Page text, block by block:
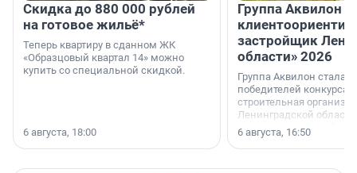
Скидка до 880 000 рублей
на готовое жильё*
Теперь квартиру в сданном ЖК
«Образцовый квартал 14» можно
купить со специальной скидкой.
6 августа, 18:00
Группа Аквилон
застройщик
области» 2026
Группа Аквилон стала
победителей конкурса
строительная
Ленинградской области
номинации «Самый
застройщик
области».
6 августа, 16:50